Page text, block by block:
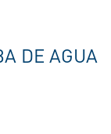
DE AGUA